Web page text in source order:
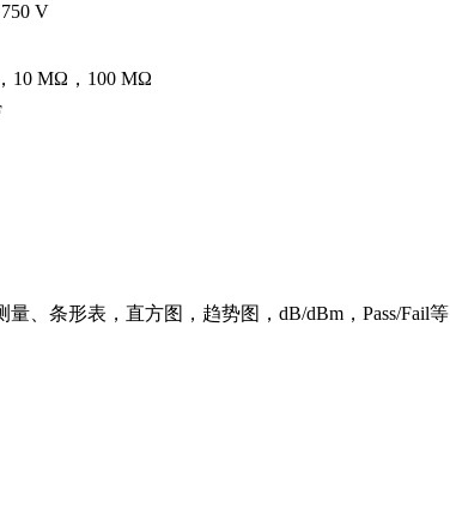
V
10 MΩ，100 MΩ
、条形表，直方图，趋势图，dB/dBm，Pass/Fail等